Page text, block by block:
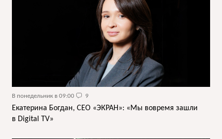
В понедельник в 09:00 9
Екатерина Богдан, CEO «ЭКРАН»: «Мы вовремя зашли
в Digital TV»